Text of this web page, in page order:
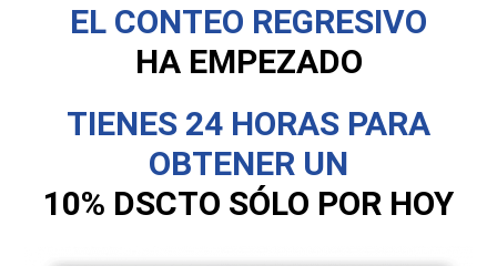
EL CONTEO REGRESIVO
HA EMPEZADO
TIENES 24 HORAS PARA
OBTENER UN
10% DSCTO SÓLO POR HOY